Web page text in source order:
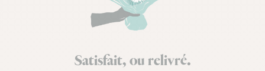
Satisfait, ou relivré.